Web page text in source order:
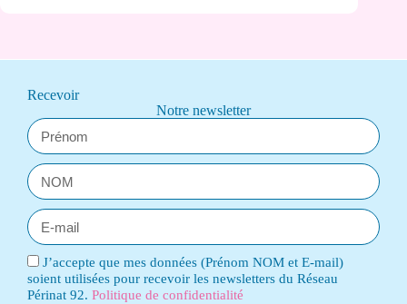
Recevoir
Notre newsletter
J’accepte que mes données (Prénom NOM et E-mail)
soient utilisées pour recevoir les newsletters du Réseau
Périnat 92. Politique de confidentialité